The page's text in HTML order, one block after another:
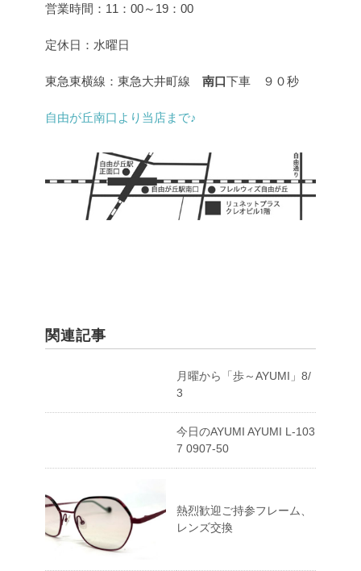
営業時間：11：00～19：00
定休日：水曜日
東急東横線：東急大井町線 南口下車 ９０秒
自由が丘南口より当店まで♪
関連記事
月曜から「歩～AYUMI」8/
3
今日のAYUMI AYUMI L-103
7 0907-50
熱烈歓迎ご持参フレーム、
レンズ交換